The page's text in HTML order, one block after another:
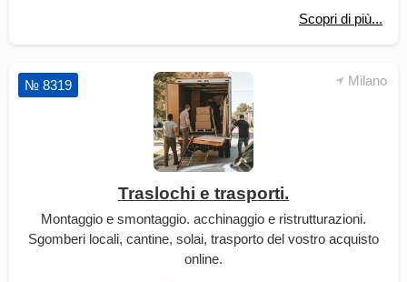
Scopri di più...
Milano
№ 8319
Traslochi e trasporti.
Montaggio e smontaggio. acchinaggio e ristrutturazioni.
Sgomberi locali, cantine, solai, trasporto del vostro acquisto
online.